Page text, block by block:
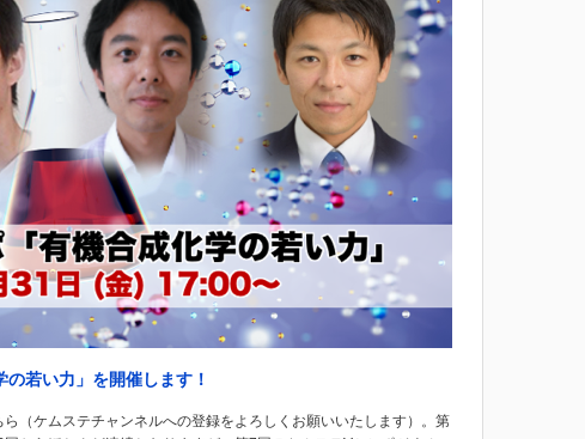
若い力」を開催します！
（ケムステチャンネルへの登録をよろしくお願いいたします）。第